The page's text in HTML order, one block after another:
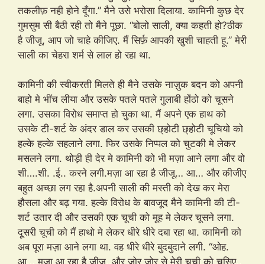
तकलीफ़ नही होने दूँगा.” मैने उसे भरोसा दिलाया. कामिनी कुछ देर
गुमसुम सी बैठी रही तो मैने पूछा. “बोलो साली, क्या कहती हो?ठीक
है जीजू, आप जो चाहे कीजिए. मैं सिर्फ़ आपकी खुशी चाहती हू.” मेरी
साली का चेहरा शर्म से लाल हो रहा था.
कामिनी की स्वीकरती मिलते ही मैने उसके नाज़ुक बदन को अपनी
बाहो मे भींच लीया और उसके पतले पतले गुलाबी होंठो को चूसने
लगा. उसका विरोध समाप्त हो चुका था. मैं अपने एक हाथ को
उसके टी-शर्ट के अंदर डाल कर उसकी छ्होटी छ्होटी चूचियो को
हल्के हल्के सहलाने लगा. फिर उसके निप्पल को चुटकी मे लेकर
मसलने लगा. थोड़ी ही देर मे कामिनी को भी मज़ा आने लगा और वो
शी….शी. .ई.. करने लगी.मज़ा आ रहा है जीजू… आ… और कीजीए
बहुत अच्छा लग रहा है.अपनी साली की मस्ती को देख कर मेरा
हौसला और बढ़ गया. हल्के विरोध के बावजूद मैने कामिनी की टी-
शर्ट उतार दी और उसकी एक चूची को मूह मे लेकर चूसने लगा.
दूसरी चूची को मैं हाथो मे लेकर धीरे धीरे दबा रहा था. कामिनी को
अब पूरा मज़ा आने लगा था. वह धीरे धीरे बुदबुदाने लगी. “ओह.
आ… मज़ा आ रहा है जीजू..और ज़ोर ज़ोर से मेरी चूची को चूसिए..